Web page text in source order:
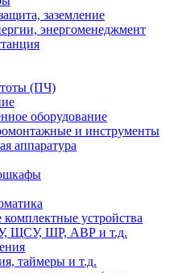
заземление
энергоменеджмент
(ПЧ)
оборудование
и инструменты
аппаратура
устройства
ЩСУ, ШР, АВР и т.д.
таймеры и т.д.